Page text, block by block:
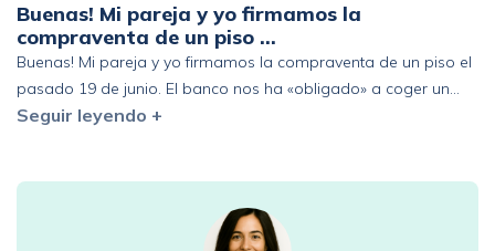
Buenas! Mi pareja y yo firmamos la
compraventa de un piso …
Buenas! Mi pareja y yo firmamos la compraventa de un piso el
pasado 19 de junio. El banco nos ha «obligado» a coger un
seguro de vida de prima única de 6 años y estamos pensando
Seguir leyendo +